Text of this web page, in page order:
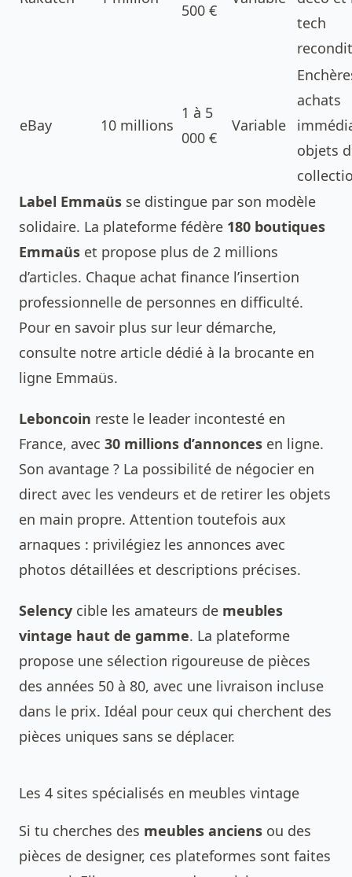
500 €
tech
eBay 10 millions
1 à 5
000 €
Variable
achats
objets
Label Emmaüs se distingue par son modèle
solidaire. La plateforme fédère 180 boutiques
Emmaüs et propose plus de 2 millions
d’articles. Chaque achat finance l’insertion
professionnelle de personnes en difficulté.
Pour en savoir plus sur leur démarche,
consulte notre article dédié à la brocante en
ligne Emmaüs.
Leboncoin reste le leader incontesté en
France, avec 30 millions d’annonces en ligne.
Son avantage ? La possibilité de négocier en
direct avec les vendeurs et de retirer les objets
en main propre. Attention toutefois aux
arnaques : privilégiez les annonces avec
photos détaillées et descriptions précises.
Selency cible les amateurs de meubles
vintage haut de gamme. La plateforme
propose une sélection rigoureuse de pièces
des années 50 à 80, avec une livraison incluse
dans le prix. Idéal pour ceux qui cherchent des
pièces uniques sans se déplacer.
Les 4 sites spécialisés en meubles vintage
Si tu cherches des meubles anciens ou des
pièces de designer, ces plateformes sont faites